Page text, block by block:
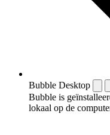
Bubble Desktop
Bubble is
lokaal op de